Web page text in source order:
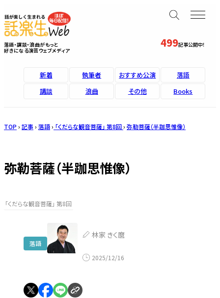
499記事公開中！
落語・講談・浪曲がもっと
好きになる演芸ウェブメディア
新着 執筆者 おすすめ公演
落語
講談
浪曲 その他 Books
TOP › 記事 › 落語› 「くだらな観音菩薩」 第8回› 弥勒菩薩（半跏思惟像）
弥勒菩薩（半跏思惟像）
「くだらな観音菩薩」 第8回
落語
林家 きく麿
2025/12/16